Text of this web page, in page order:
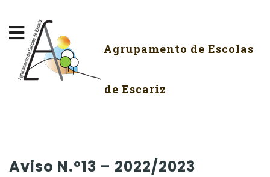
Agrupamento de Escolas
de Escariz
Aviso N.º13 – 2022/2023